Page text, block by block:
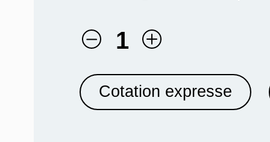
1
Cotation expresse